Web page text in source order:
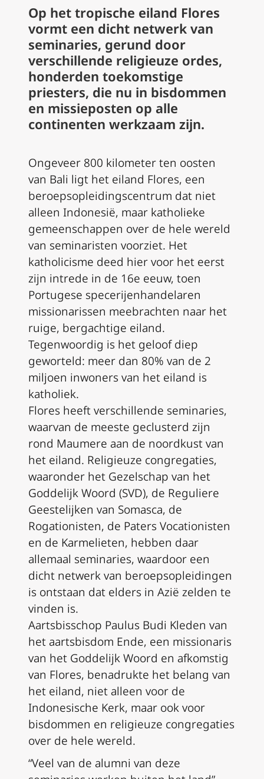
Op het tropische eiland Flores
vormt een dicht netwerk van
seminaries, gerund door
verschillende religieuze ordes,
honderden toekomstige
priesters, die nu in bisdommen
en missieposten op alle
continenten werkzaam zijn.
Ongeveer 800 kilometer ten oosten
van Bali ligt het eiland Flores, een
beroepsopleidingscentrum dat niet
alleen Indonesië, maar katholieke
gemeenschappen over de hele wereld
van seminaristen voorziet. Het
katholicisme deed hier voor het eerst
zijn intrede in de 16e eeuw, toen
Portugese specerijenhandelaren
missionarissen meebrachten naar het
ruige, bergachtige eiland.
Tegenwoordig is het geloof diep
geworteld: meer dan 80% van de 2
miljoen inwoners van het eiland is
katholiek.
Flores heeft verschillende seminaries,
waarvan de meeste geclusterd zijn
rond Maumere aan de noordkust van
het eiland. Religieuze congregaties,
waaronder het Gezelschap van het
Goddelijk Woord (SVD), de Reguliere
Geestelijken van Somasca, de
Rogationisten, de Paters Vocationisten
en de Karmelieten, hebben daar
allemaal seminaries, waardoor een
dicht netwerk van beroepsopleidingen
is ontstaan dat elders in Azië zelden te
vinden is.
Aartsbisschop Paulus Budi Kleden van
het aartsbisdom Ende, een missionaris
van het Goddelijk Woord en afkomstig
van Flores, benadrukte het belang van
het eiland, niet alleen voor de
Indonesische Kerk, maar ook voor
bisdommen en religieuze congregaties
over de hele wereld.
“Veel van de alumni van deze